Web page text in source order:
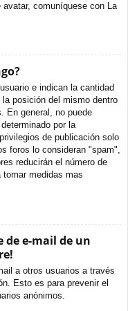
comuníquese con La
e indican la cantidad
posición del mismo dentro
En general, no puede
por la
de publicación solo
foros lo consideran "spam",
reducirán el número de
medidas mas
de e-mail de un
a otros usuarios a través
Esto es para prevenir el
anónimos.